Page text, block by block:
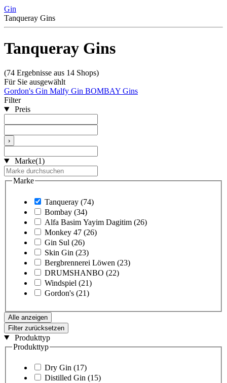
Gin
Tanqueray Gins
Tanqueray Gins
(74 Ergebnisse aus 14 Shops)
Für Sie ausgewählt
Gordon's Gin Malfy Gin BOMBAY Gins
Filter
Preis
›
Marke(1)
Marke
Tanqueray (74)
Bombay (34)
Alfa Basim Yayim Dagitim (26)
Monkey 47 (26)
Gin Sul (26)
Skin Gin (23)
Bergbrennerei Löwen (23)
DRUMSHANBO (22)
Windspiel (21)
Gordon's (21)
Alle anzeigen
Filter zurücksetzen
Produkttyp
Produkttyp
Dry Gin (17)
Distilled Gin (15)